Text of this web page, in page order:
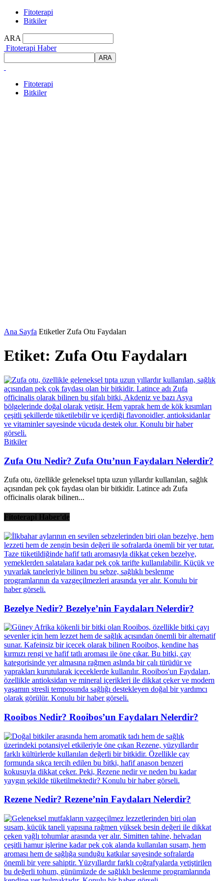
Fitoterapi
Bitkiler
ARA
Fitoterapi Haber
Fitoterapi
Bitkiler
Ana Sayfa Etiketler Zufa Otu Faydaları
Etiket: Zufa Otu Faydaları
Bitkiler
Zufa Otu Nedir? Zufa Otu’nun Faydaları Nelerdir?
Zufa otu, özellikle geleneksel tıpta uzun yıllardır kullanılan, sağlık
açısından pek çok faydası olan bir bitkidir. Latince adı Zufa
officinalis olarak bilinen...
Fitoterapi Haber'de
Bezelye Nedir? Bezelye’nin Faydaları Nelerdir?
Rooibos Nedir? Rooibos’un Faydaları Nelerdir?
Rezene Nedir? Rezene’nin Faydaları Nelerdir?